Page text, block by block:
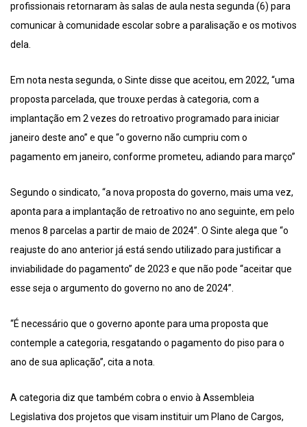
profissionais retornaram às salas de aula nesta segunda (6) para
comunicar à comunidade escolar sobre a paralisação e os motivos
dela.
Em nota nesta segunda, o Sinte disse que aceitou, em 2022, “uma
proposta parcelada, que trouxe perdas à categoria, com a
implantação em 2 vezes do retroativo programado para iniciar
janeiro deste ano” e que “o governo não cumpriu com o
pagamento em janeiro, conforme prometeu, adiando para março”
Segundo o sindicato, “a nova proposta do governo, mais uma vez,
aponta para a implantação de retroativo no ano seguinte, em pelo
menos 8 parcelas a partir de maio de 2024”. O Sinte alega que “o
reajuste do ano anterior já está sendo utilizado para justificar a
inviabilidade do pagamento” de 2023 e que não pode “aceitar que
esse seja o argumento do governo no ano de 2024”.
“É necessário que o governo aponte para uma proposta que
contemple a categoria, resgatando o pagamento do piso para o
ano de sua aplicação”, cita a nota.
A categoria diz que também cobra o envio à Assembleia
Legislativa dos projetos que visam instituir um Plano de Cargos,